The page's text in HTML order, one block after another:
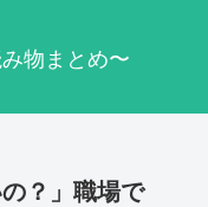
物まとめ〜
？」職場で